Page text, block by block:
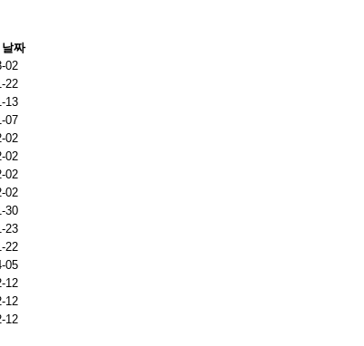
날짜
02
22
13
07
02
02
02
02
30
23
22
05
12
12
12